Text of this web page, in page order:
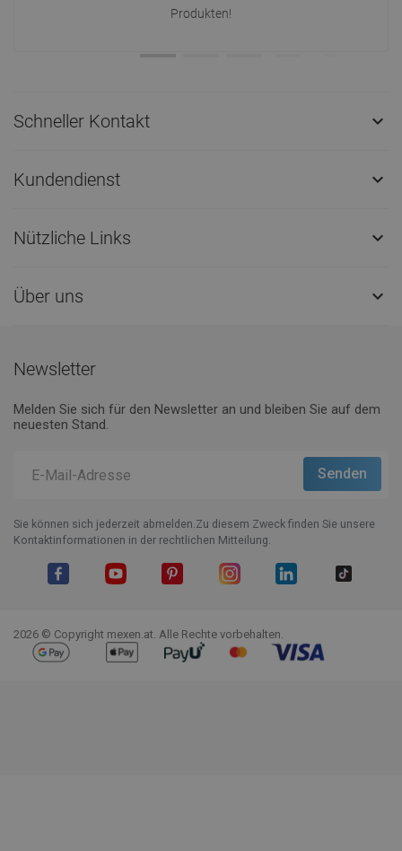
Produkten!
Schneller Kontakt 
Kundendienst 
Nützliche Links 
Über uns 
Newsletter
Melden Sie sich für den Newsletter an und bleiben Sie auf dem
neuesten Stand.
Sie können sich jederzeit abmelden.Zu diesem Zweck finden Sie unsere
Kontaktinformationen in der rechtlichen Mitteilung.
2026 © Copyright mexen.at. Alle Rechte vorbehalten.